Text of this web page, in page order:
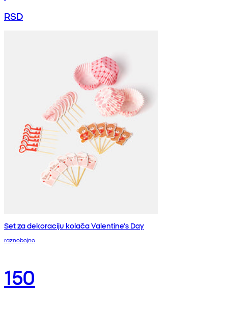
RSD
Set za dekoraciju kolača Valentine's Day
raznobojno
150